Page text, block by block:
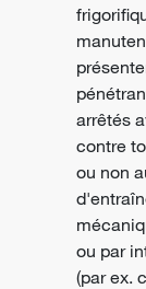
arrêtés
contre
ou non
ou par
(par ex.